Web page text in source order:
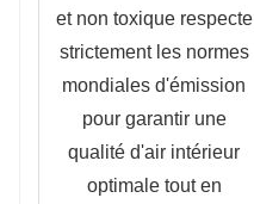
et non toxique respecte
strictement les normes
mondiales d'émission
pour garantir une
qualité d'air intérieur
optimale tout en